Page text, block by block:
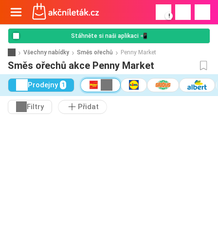
!
Stáhněte si naši aplikaci 📲
Všechny nabídky Směs ořechů Penny Market
Směs ořechů akce Penny Market
Prodejny 1
Filtry Přidat